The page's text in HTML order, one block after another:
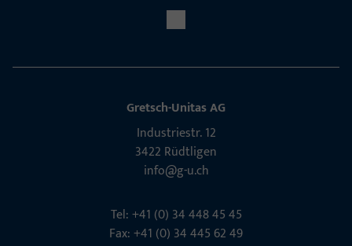
Gretsch-Unitas AG
Indu­s­triestr. 12
3422 Rüdt­ligen
info@g-u.ch
Tel: +41 (0) 34 448 45 45
Fax: +41 (0) 34 445 62 49